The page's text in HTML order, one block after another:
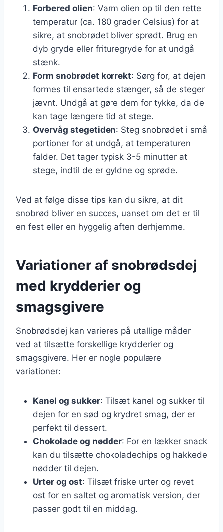
Forbered olien: Varm olien op til den rette
temperatur (ca. 180 grader Celsius) for at
sikre, at snobrødet bliver sprødt. Brug en
dyb gryde eller frituregryde for at undgå
stænk.
Form snobrødet korrekt: Sørg for, at dejen
formes til ensartede stænger, så de steger
jævnt. Undgå at gøre dem for tykke, da de
kan tage længere tid at stege.
Overvåg stegetiden: Steg snobrødet i små
portioner for at undgå, at temperaturen
falder. Det tager typisk 3-5 minutter at
stege, indtil de er gyldne og sprøde.
Ved at følge disse tips kan du sikre, at dit
snobrød bliver en succes, uanset om det er til
en fest eller en hyggelig aften derhjemme.
Variationer af snobrødsdej
med krydderier og
smagsgivere
Snobrødsdej kan varieres på utallige måder
ved at tilsætte forskellige krydderier og
smagsgivere. Her er nogle populære
variationer:
Kanel og sukker: Tilsæt kanel og sukker til
dejen for en sød og krydret smag, der er
perfekt til dessert.
Chokolade og nødder: For en lækker snack
kan du tilsætte chokoladechips og hakkede
nødder til dejen.
Urter og ost: Tilsæt friske urter og revet
ost for en saltet og aromatisk version, der
passer godt til en middag.